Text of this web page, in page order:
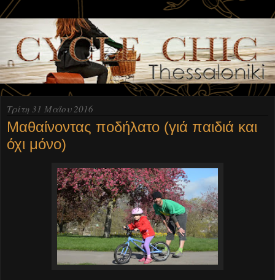
Τρίτη 31 Μαΐου 2016
Μαθαίνοντας ποδήλατο (γιά παιδιά και
όχι μόνο)